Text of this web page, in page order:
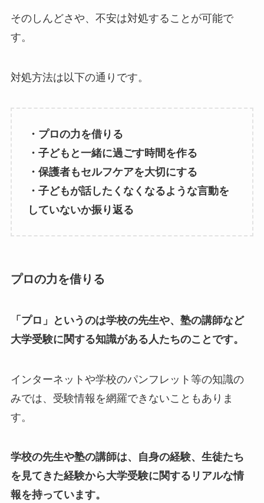
そのしんどさや、不安は対処することが可能で
す。
対処方法は以下の通りです。
・プロの力を借りる
・子どもと一緒に過ごす時間を作る
・保護者もセルフケアを大切にする
・子どもが話したくなくなるような言動を
していないか振り返る
プロの力を借りる
「プロ」というのは学校の先生や、塾の講師など
大学受験に関する知識がある人たちのことです。
インターネットや学校のパンフレット等の知識の
みでは、受験情報を網羅できないこともありま
す。
学校の先生や塾の講師は、自身の経験、生徒たち
を見てきた経験から大学受験に関するリアルな情
報を持っています。